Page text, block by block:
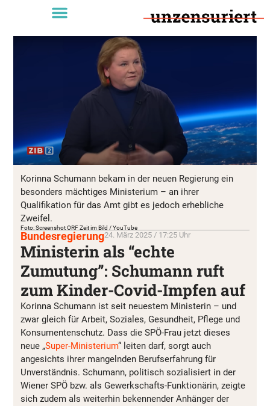
Korinna Schumann bekam in der neuen Regierung ein
besonders mächtiges Ministerium – an ihrer
Qualifikation für das Amt gibt es jedoch erhebliche
Zweifel.
Foto: Screenshot ORF Zeit im Bild / YouTube
Bundesregierung24. März 2025 / 17:25 Uhr
Ministerin als “echte
Zumutung”: Schumann ruft
zum Kinder-Covid-Impfen auf
Korinna Schumann ist seit neuestem Ministerin – und
zwar gleich für Arbeit, Soziales, Gesundheit, Pflege und
Konsumentenschutz. Dass die SPÖ-Frau jetzt dieses
neue „Super-Ministerium“ leiten darf, sorgt auch
angesichts ihrer mangelnden Berufserfahrung für
Unverständnis. Schumann, politisch sozialisiert in der
Wiener SPÖ bzw. als Gewerkschafts-Funktionärin, zeigte
sich zudem als weiterhin bekennender Anhänger der